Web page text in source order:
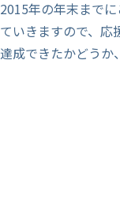
2015年の年末まで
ていきますので、応
達成できたかどうか